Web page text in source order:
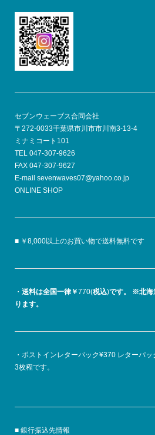
セブンウェーブス合同会社
〒272-0033千葉県市川市市川南3-13-4
ミナミコート101
TEL 047-307-9626
FAX 047-307-9627
E-mail sevenwaves07@yahoo.co.jp
ONLINE SHOP
■ ￥8,000以上のお買い物で送料無料です
・ 送料は全国一律￥770(税込)です。 ※北海
ります。
・ポストインレターパック¥370 レターパ
3枚程です。
■ 銀行振込先情報